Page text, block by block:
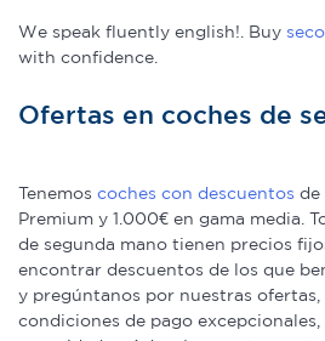
We speak fluently english!. Buy
with confidence.
Ofertas en coches de
Tenemos coches con descuentos de
Premium y 1.000€ en gama media.
de segunda mano tienen precios
encontrar descuentos de los que
y pregúntanos por nuestras ofertas,
condiciones de pago